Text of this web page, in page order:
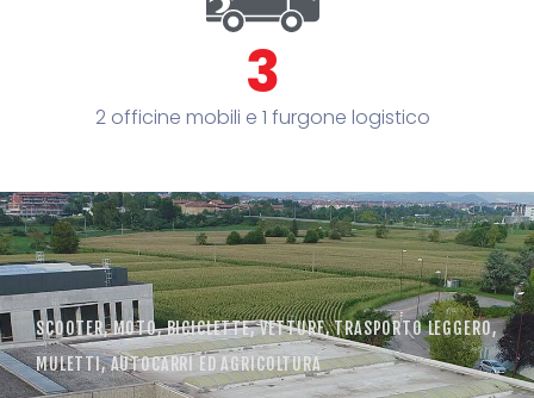
3
2 officine mobili e 1 furgone logistico
SCOOTER, MOTO, BICICLETTE, VETTURE, TRASPORTO LEGGERO,
MULETTI, AUTOCARRI ED AGRICOLTURA